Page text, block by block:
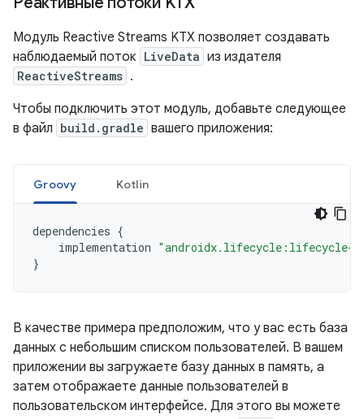
Модуль Reactive Streams KTX позволяет создавать
наблюдаемый поток LiveData из издателя
ReactiveStreams .
Чтобы подключить этот модуль, добавьте следующее
в файл build.gradle вашего приложения:
Groovy Kotlin
dependencies {
implementation "androidx.lifecycle:lifecycle-
}
В качестве примера предположим, что у вас есть база
данных с небольшим списком пользователей. В вашем
приложении вы загружаете базу данных в память, а
затем отображаете данные пользователей в
пользовательском интерфейсе. Для этого вы можете